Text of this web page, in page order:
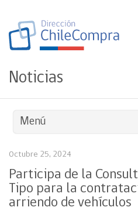
Noticias
Menú
Octubre 25, 2024
Participa de la
Tipo para la
arriendo de vehículos